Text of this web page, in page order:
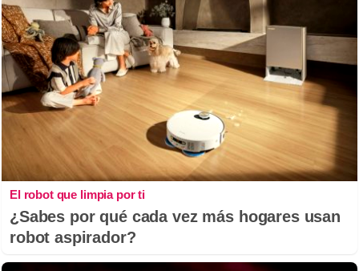
El robot que limpia por ti
¿Sabes por qué cada vez más hogares usan
robot aspirador?